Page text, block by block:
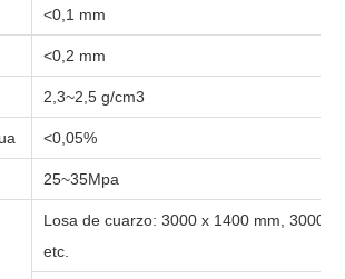
<0,1 mm
<0,2 mm
2,3~2,5 g/cm3
<0,05%
25~35Mpa
Losa de cuarzo: 3000 x 1400 mm, 3000 x
etc.